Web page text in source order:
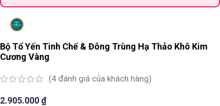
Bộ Tổ Yến Tinh Chế & Đông Trùng Hạ Thảo Khô Kim
Cương Vàng
(4 đánh giá của khách hàng)
2.905.000₫